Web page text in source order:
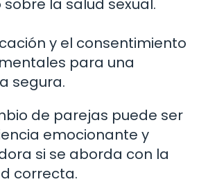
la salud sexual.
y el consentimiento
para una
segura.
de parejas puede ser
emocionante y
si se aborda con la
correcta.